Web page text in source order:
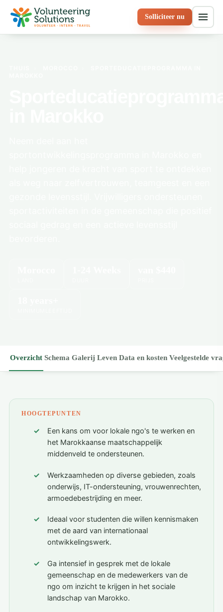
Solliciteer nu
Overzicht Schema Galerij Leven Data en kosten Veelgestelde
HOOGTEPUNTEN
Een kans om voor lokale ngo's te werken en
het Marokkaanse maatschappelijk
middenveld te ondersteunen.
Werkzaamheden op diverse gebieden, zoals
onderwijs, IT-ondersteuning, vrouwenrechten,
armoedebestrijding en meer.
Ideaal voor studenten die willen kennismaken
met de aard van internationaal
ontwikkelingswerk.
Ga intensief in gesprek met de lokale
gemeenschap en de medewerkers van de
ngo om inzicht te krijgen in het sociale
landschap van Marokko.